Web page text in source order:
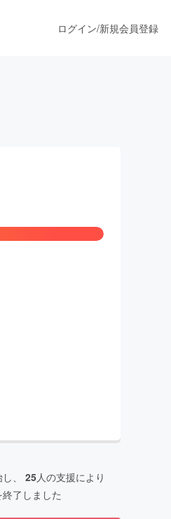
ログイン/新規会員登録
、 25人の支援により
了しました